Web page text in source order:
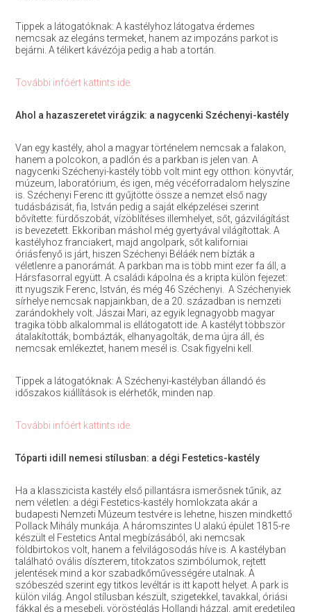
Tippek a látogatóknak: A kastélyhoz látogatva érdemes
nemcsak az elegáns termeket, hanem az impozáns parkot is
bejárni. A télikert kávézója pedig a hab a tortán.
További infóért kattints ide.
Ahol a hazaszeretet virágzik: a nagycenki Széchenyi-kastély
Van egy kastély, ahol a magyar történelem nemcsak a falakon,
hanem a polcokon, a padlón és a parkban is jelen van. A
nagycenki Széchenyi-kastély több volt mint egy otthon: könyvtár,
múzeum, laboratórium, és igen, még vécéforradalom helyszíne
is. Széchenyi Ferenc itt gyűjtötte össze a nemzet első nagy
tudásbázisát, fia, István pedig a saját elképzelései szerint
bővítette: fürdőszobát, vízöblítéses illemhelyet, sőt, gázvilágítást
is bevezetett. Ekkoriban máshol még gyertyával világítottak. A
kastélyhoz franciakert, majd angolpark, sőt kaliforniai
óriásfenyő is járt, hiszen Széchenyi Béláék nem bízták a
véletlenre a panorámát. A parkban ma is több mint ezer fa áll, a
Hársfasorral együtt. A családi kápolna és a kripta külön fejezet:
itt nyugszik Ferenc, István, és még 46 Széchenyi. A Széchenyiek
sírhelye nemcsak napjainkban, de a 20. században is nemzeti
zarándokhely volt. Jászai Mari, az egyik legnagyobb magyar
tragika több alkalommal is ellátogatott ide. A kastélyt többször
átalakították, bombázták, elhanyagolták, de ma újra áll, és
nemcsak emlékeztet, hanem mesél is. Csak figyelni kell.
Tippek a látogatóknak: A Széchenyi-kastélyban állandó és
időszakos kiállítások is elérhetők, minden nap.
További infóért kattints ide.
Tóparti idill nemesi stílusban: a dégi Festetics-kastély
Ha a klasszicista kastély első pillantásra ismerősnek tűnik, az
nem véletlen: a dégi Festetics-kastély homlokzata akár a
budapesti Nemzeti Múzeum testvére is lehetne, hiszen mindkettő
Pollack Mihály munkája. A háromszintes U alakú épület 1815-re
készült el Festetics Antal megbízásából, aki nemcsak
földbirtokos volt, hanem a felvilágosodás híve is. A kastélyban
található ovális díszterem, titokzatos szimbólumok, rejtett
jelentések mind a kor szabadkőművességére utalnak. A
szóbeszéd szerint egy titkos levéltár is itt kapott helyet. A park is
külön világ. Angol stílusban készült, szigetekkel, tavakkal, óriási
fákkal és a mesebeli, vöröstéglás Hollandi házzal, amit eredetileg